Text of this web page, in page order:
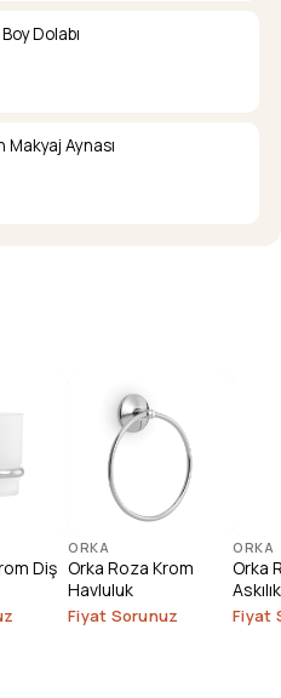
Dolabı
Aynası
Diş
ORKA
Orka Roza Krom
Havluluk
Fiyat Sorunuz
ORKA
Orka
Askılık
Fiyat